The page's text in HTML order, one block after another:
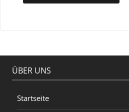
ÜBER UNS
Startseite